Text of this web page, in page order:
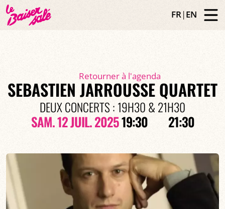
FR|EN
Retourner à l'agenda
SEBASTIEN JARROUSSE QUARTET
DEUX CONCERTS : 19H30 & 21H30
SAM. 12 JUIL. 202519:30 21:30